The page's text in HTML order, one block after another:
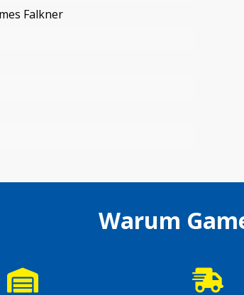
Falkner
Warum